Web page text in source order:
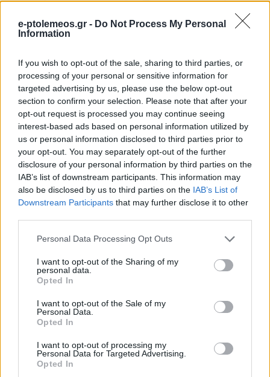
e-ptolemeos.gr - Do Not Process My Personal
Information
If you wish to opt-out of the sale, sharing to third parties, or
processing of your personal or sensitive information for
targeted advertising by us, please use the below opt-out
section to confirm your selection. Please note that after your
opt-out request is processed you may continue seeing
interest-based ads based on personal information utilized by
us or personal information disclosed to third parties prior to
your opt-out. You may separately opt-out of the further
disclosure of your personal information by third parties on the
IAB’s list of downstream participants. This information may
also be disclosed by us to third parties on the IAB’s List of
Downstream Participants that may further disclose it to other
Please note that this website/app uses one or more Google
not limited to your visit or usage behaviour. You may click to
grant or deny consent to Google and its third-party tags to
use your data for below specified purposes in below Google
consent section.
Personal Data Processing Opt Outs
I want to opt-out of the Sharing of my
personal data.
Opted In
I want to opt-out of the Sale of my
Personal Data.
Opted In
I want to opt-out of processing my
Personal Data for Targeted Advertising.
Opted In